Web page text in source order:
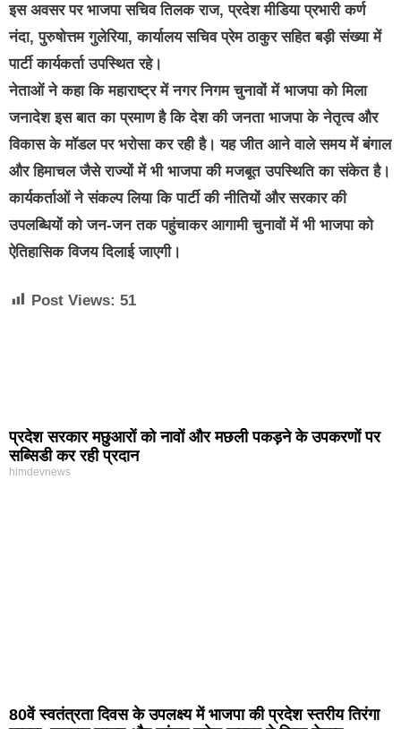
इस अवसर पर भाजपा सचिव तिलक राज, प्रदेश मीडिया प्रभारी कर्ण
नंदा, पुरुषोत्तम गुलेरिया, कार्यालय सचिव प्रेम ठाकुर सहित बड़ी संख्या में
पार्टी कार्यकर्ता उपस्थित रहे।
नेताओं ने कहा कि महाराष्ट्र में नगर निगम चुनावों में भाजपा को मिला
जनादेश इस बात का प्रमाण है कि देश की जनता भाजपा के नेतृत्व और
विकास के मॉडल पर भरोसा कर रही है। यह जीत आने वाले समय में बंगाल
और हिमाचल जैसे राज्यों में भी भाजपा की मजबूत उपस्थिति का संकेत है।
कार्यकर्ताओं ने संकल्प लिया कि पार्टी की नीतियों और सरकार की
उपलब्धियों को जन-जन तक पहुंचाकर आगामी चुनावों में भी भाजपा को
ऐतिहासिक विजय दिलाई जाएगी।
Post Views: 51
प्रदेश सरकार मछुआरों को नावों और मछली पकड़ने के उपकरणों पर
सब्सिडी कर रही प्रदान
himdevnews
80वें स्वतंत्रता दिवस के उपलक्ष्य में भाजपा की प्रदेश स्तरीय तिरंगा